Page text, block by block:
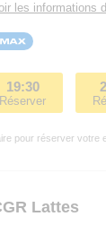
les informations
19:30
Réserver
pour réserver votre
Lattes